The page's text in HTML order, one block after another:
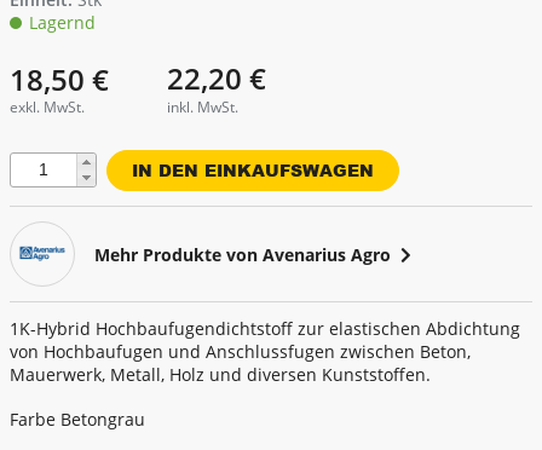
Reinigung - Behälter
Transportgeräte
Verkehrsabsicherung
Verkehrszeichen - Schilder
Werkzeuge - Werkstatt
Lagernd
18,50 €
exkl. MwSt.
22,20 €
inkl. MwSt.
Menge
Avenarius Agro
Mehr Produkte von Avenarius Agro
1K-Hybrid Hochbaufugendichtstoff zur elastischen Abdichtung
von Hochbaufugen und Anschlussfugen zwischen Beton,
Mauerwerk, Metall, Holz und diversen Kunststoffen.
Farbe Betongrau
Dichtmasse
Silikon
Silicon